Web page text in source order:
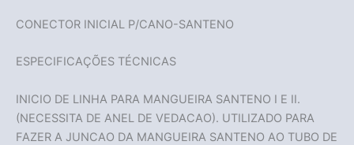
CONECTOR INICIAL P/CANO-SANTENO
ESPECIFICAÇÕES TÉCNICAS
INICIO DE LINHA PARA MANGUEIRA SANTENO I E II.
(NECESSITA DE ANEL DE VEDACAO). UTILIZADO PARA
FAZER A JUNCAO DA MANGUEIRA SANTENO AO TUBO DE